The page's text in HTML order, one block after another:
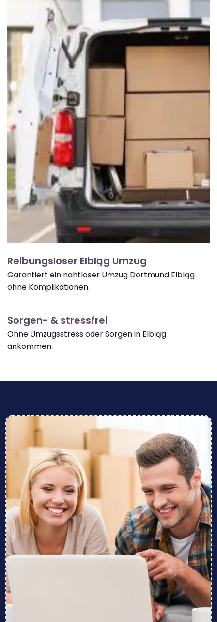
Reibungsloser Elbląg Umzug
Garantiert ein nahtloser Umzug Dortmund Elbląg
ohne Komplikationen.
Sorgen- & stressfrei
Ohne Umzugsstress oder Sorgen in Elbląg
ankommen.